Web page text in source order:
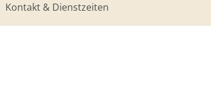
Kontakt & Dienstzeiten